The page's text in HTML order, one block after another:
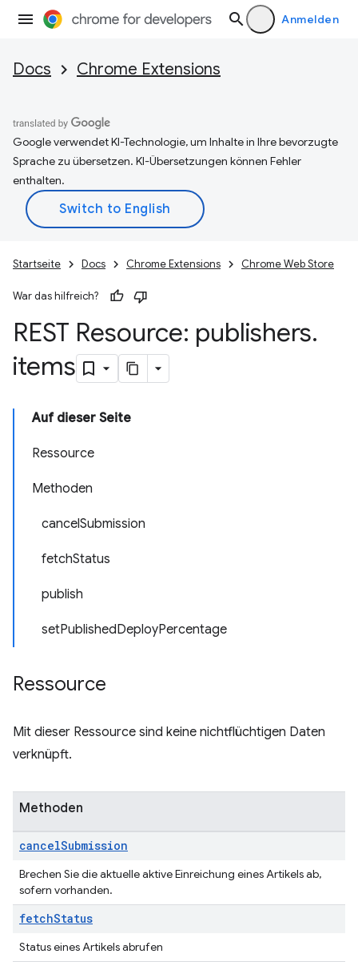
Anmelden
Docs Chrome Extensions
Google verwendet KI-Technologie, um Inhalte in Ihre bevorzugte
Sprache zu übersetzen. KI-Übersetzungen können Fehler
enthalten.
Startseite Docs Chrome Extensions Chrome Web Store
War das hilfreich?
REST Resource: publishers.
items
Auf dieser Seite
Ressource
Methoden
cancelSubmission
fetchStatus
publish
setPublishedDeployPercentage
Ressource
Mit dieser Ressource sind keine nichtflüchtigen Daten
verknüpft.
Methoden
cancelSubmission
Brechen Sie die aktuelle aktive Einreichung eines Artikels ab,
sofern vorhanden.
fetchStatus
Status eines Artikels abrufen